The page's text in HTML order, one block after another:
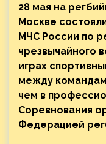
28 мая на
Москве
МЧС России по
чрезвычайного
играх
между
чем в
Соревнования
Федерацией